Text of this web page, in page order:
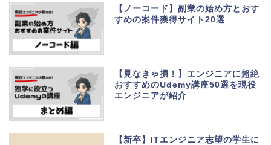
【ノーコード】副業の始め方とおす
すめの案件獲得サイト20選
【見なきゃ損！】エンジニアに超絶
おすすめのUdemy講座50選を現役
エンジニアが紹介
【新卒】ITエンジニア志望の学生に